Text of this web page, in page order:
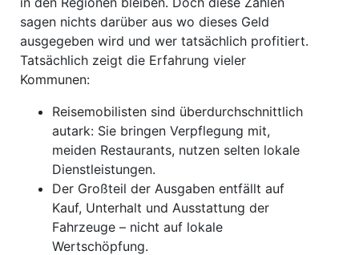
sagen nichts darüber aus wo dieses Geld
ausgegeben wird und wer tatsächlich profitiert.
Tatsächlich zeigt die Erfahrung vieler
Kommunen:
Reisemobilisten sind überdurchschnittlich
autark: Sie bringen Verpflegung mit,
meiden Restaurants, nutzen selten lokale
Dienstleistungen.
Der Großteil der Ausgaben entfällt auf
Kauf, Unterhalt und Ausstattung der
Fahrzeuge – nicht auf lokale
Wertschöpfung.